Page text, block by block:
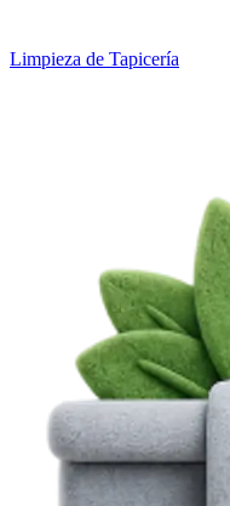
Limpieza de Tapicería